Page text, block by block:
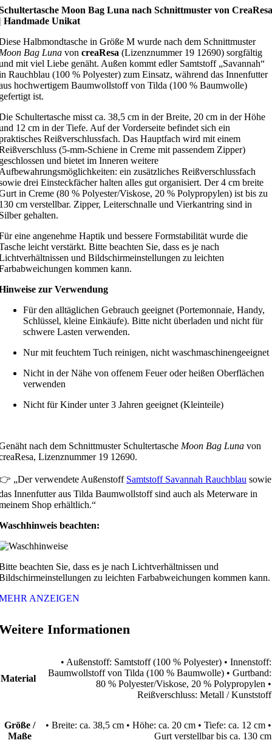
Moon Bag Luna nach Schnittmuster von CreaResa
Handmade Unikat
Halbmondtasche in Größe M wurde nach dem Schnittmuster
Bag Luna von creaResa (Lizenznummer 19 12690) sorgfältig
mit viel Liebe genäht. Außen kommt edler Samtstoff „Savannah“
Rauchblau (100 % Polyester) zum Einsatz, während das Innenfutter
hochwertigem Baumwollstoff von Tilda (100 % Baumwolle)
ist.
Schultertasche misst ca. 38,5 cm in der Breite, 20 cm in der Höhe
12 cm in der Tiefe. Auf der Vorderseite befindet sich ein
Reißverschlussfach. Das Hauptfach wird mit einem
(5-mm-Schiene in Creme mit passendem Zipper)
und bietet im Inneren weitere
ein zusätzliches Reißverschlussfach
drei Einsteckfächer halten alles gut organisiert. Der 4 cm breite
in Creme (80 % Polyester/Viskose, 20 % Polypropylen) ist bis zu
cm verstellbar. Zipper, Leiterschnalle und Vierkantring sind in
gehalten.
eine angenehme Haptik und bessere Formstabilität wurde die
leicht verstärkt. Bitte beachten Sie, dass es je nach
und Bildschirmeinstellungen zu leichten
kommen kann.
zur Verwendung
Für den alltäglichen Gebrauch geeignet (Portemonnaie, Handy,
Schlüssel, kleine Einkäufe). Bitte nicht überladen und nicht für
schwere Lasten verwenden.
Nur mit feuchtem Tuch reinigen, nicht waschmaschinengeeignet
Nicht in der Nähe von offenem Feuer oder heißen Oberflächen
verwenden
Nicht für Kinder unter 3 Jahren geeignet (Kleinteile)
nach dem Schnittmuster Schultertasche Moon Bag Luna von
Lizenznummer 19 12690.
„Der verwendete Außenstoff Samtstoff Savannah Rauchblau sowie
Innenfutter aus Tilda Baumwollstoff sind auch als Meterware in
Shop erhältlich.“
beachten:
beachten Sie, dass es je nach Lichtverhältnissen und
zu leichten Farbabweichungen kommen kann.
ANZEIGEN
Informationen
Material
• Außenstoff: Samtstoff (100 % Polyester) • Innenstoff:
Baumwollstoff von Tilda (100 % Baumwolle) • Gurtband:
80 % Polyester/Viskose, 20 % Polypropylen •
Reißverschluss: Metall / Kunststoff
Größe /
Maße
• Breite: ca. 38,5 cm • Höhe: ca. 20 cm • Tiefe: ca. 12 cm •
Gurt verstellbar bis ca. 130 cm